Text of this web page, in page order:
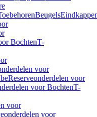
Beugels
BochtenT-
voor
Reserveonderdelen voor
voor BochtenT-
voor
voor